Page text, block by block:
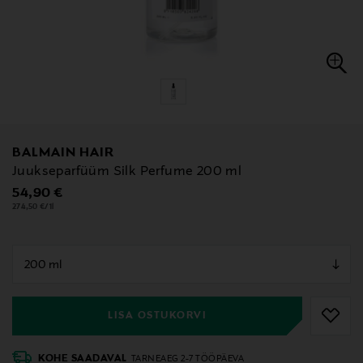
BALMAIN HAIR
Juukseparfüüm Silk Perfume 200 ml
Original Price
54,90 €
274,50 €/1l
LISA OSTUKORVI
KOHE SAADAVAL TARNEAEG 2-7 TÖÖPÄEVA